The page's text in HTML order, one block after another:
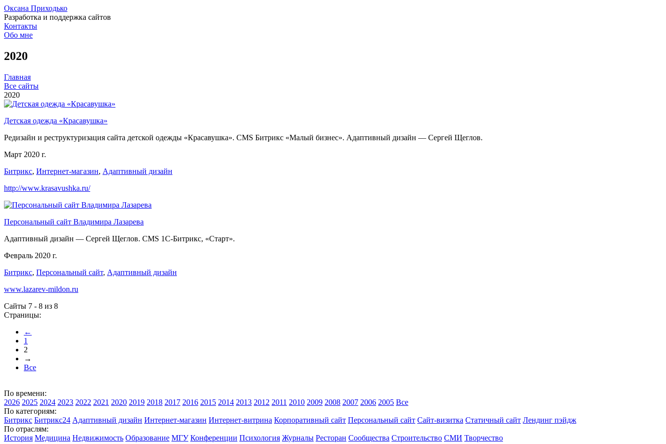
Оксана Приходько
Разработка и поддержка сайтов
Контакты
Обо мне
2020
Главная
Все сайты
2020
Детская одежда «Красавушка»
Редизайн и реструктуризация сайта детской одежды «Красавушка». CMS Битрикс «Малый бизнес». Адаптивный дизайн — Сергей Щеглов.
Март 2020 г.
Битрикс, Интернет-магазин, Адаптивный дизайн
http://www.krasavushka.ru/
Персональный сайт Владимира Лазарева
Адаптивный дизайн — Сергей Щеглов. CMS 1С-Битрикс, «Старт».
Февраль 2020 г.
Битрикс, Персональный сайт, Адаптивный дизайн
www.lazarev-mildon.ru
Сайты 7 - 8 из 8
Страницы:
←
1
2
→
Все
По времени:
2026 2025 2024 2023 2022 2021 2020 2019 2018 2017 2016 2015 2014 2013 2012 2011 2010 2009 2008 2007 2006 2005 Все
По категориям:
Битрикс Битрикс24 Адаптивный дизайн Интернет-магазин Интернет-витрина Корпоративный сайт Персональный сайт Сайт-визитка Статичный сайт Лендинг пэйдж
По отраслям:
История Медицина Недвижимость Образование МГУ Конференции Психология Журналы Ресторан Сообщества Строительство СМИ Творчество